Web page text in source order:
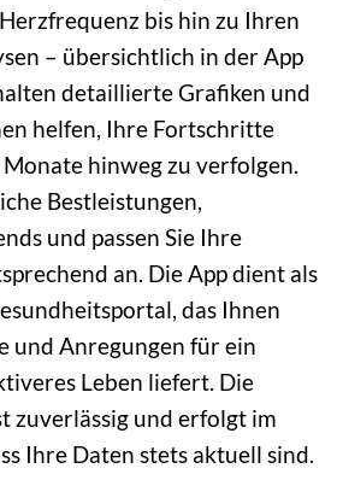
bis hin zu Ihren
– übersichtlich in der App
detaillierte Grafiken und
helfen, Ihre Fortschritte
hinweg zu verfolgen.
Bestleistungen,
und passen Sie Ihre
an. Die App dient als
das Ihnen
und Anregungen für ein
Leben liefert. Die
zuverlässig und erfolgt im
Ihre Daten stets aktuell sind.